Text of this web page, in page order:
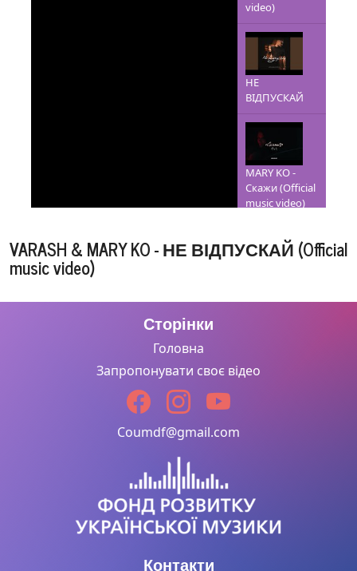
video)
НЕ
ВІДПУСКАЙ
MARY KO -
Скажи (Official
music video)
MARY KO
VARASH & MARY KO - НЕ ВІДПУСКАЙ (Official
music video)
Сторінки
Головна
Запропонувати своє відео
Coumdf@gmail.com
Контакти